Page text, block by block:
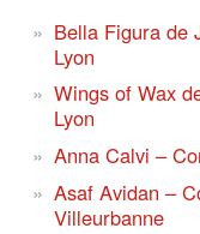
Bella Figura de
Lyon
Wings of Wax
Lyon
Anna Calvi –
Asaf Avidan –
Villeurbanne